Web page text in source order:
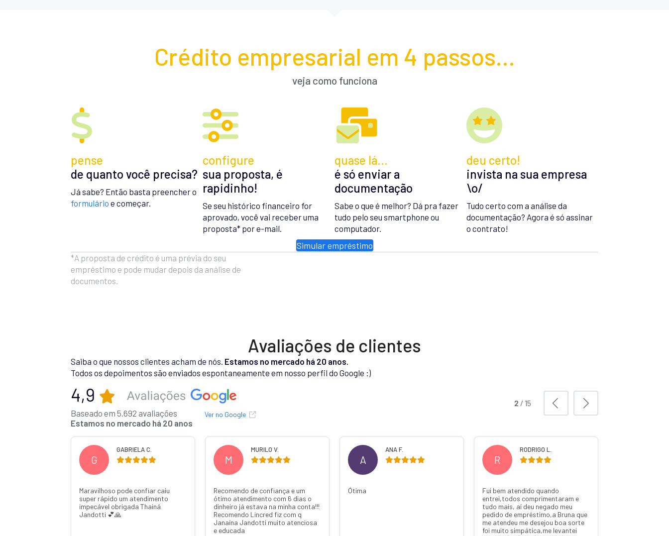
Crédito empresarial em 4 passos...
veja como funciona
pense
de quanto você precisa?
Já sabe? Então basta preencher o
formulário e começar.
configure
sua proposta, é
rapidinho!
Se seu histórico financeiro for
aprovado, você vai receber uma
proposta* por e-mail.
quase lá…
é só enviar a
documentação
Sabe o que é melhor? Dá pra fazer
tudo pelo seu smartphone ou
computador.
deu certo!
invista na sua empresa
\o/
Tudo certo com a análise da
documentação? Agora é só assinar
o contrato!
Simular empréstimo
*A proposta de crédito é uma prévia do seu
empréstimo e pode mudar depois da análise de
documentos.
Avaliações de clientes
Saiba o que nossos clientes acham de nós. Estamos no mercado há 20 anos.
Todos os depoimentos são enviados espontaneamente em nosso perfil do Google :)
4,9
Baseado em 5.692 avaliações
Estamos no mercado há 20 anos
Ver no Google
G
GABRIELA C.
Maravilhoso pode confiar caiu
super rápido um atendimento
impecável obrigada Thainá
Jandotti 💕🙏
M
MURILO V.
Recomendo de confiança e um
ótimo atendimento com 6 dias o
dinheiro já estava na minha conta!!!
Recomendo Lincred fiz com q
Janaína Jandotti muito atenciosa
e educada
A
ANA F.
Ótima
R
RODRIGO L.
Fui bem atendido quando
entrei,todos comprimentaram e
tudo mais, aí deu negado meu
pedido de empréstimo,a Bruna que
me atendeu me desejou boa sorte
foi muito simpática,me levantei
2 / 15